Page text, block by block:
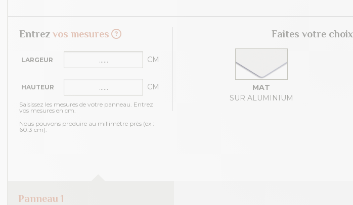
Entrez vos mesures
LARGEUR CM
HAUTEUR CM
Saisissez les mesures de votre panneau. Entrez
vos mesures en cm.
Nous pouvons produire au millimètre près (ex :
60.3 cm).
Faites votre choix
MAT
SUR ALUMINIUM
Panneau 1